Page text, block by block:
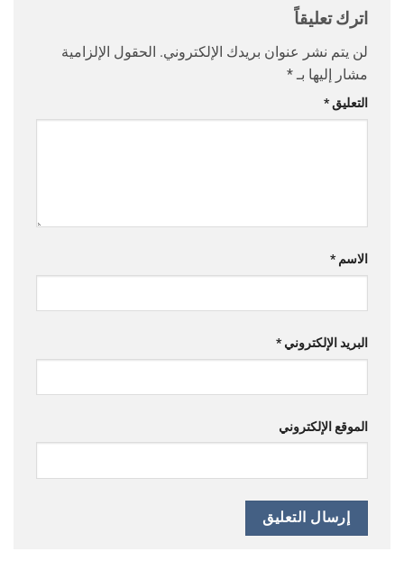
اترك تعليقاً
لن يتم نشر عنوان بريدك الإلكتروني. الحقول الإلزامية
مشار إليها بـ*
التعليق*
الاسم*
البريد الإلكتروني*
الموقع الإلكتروني